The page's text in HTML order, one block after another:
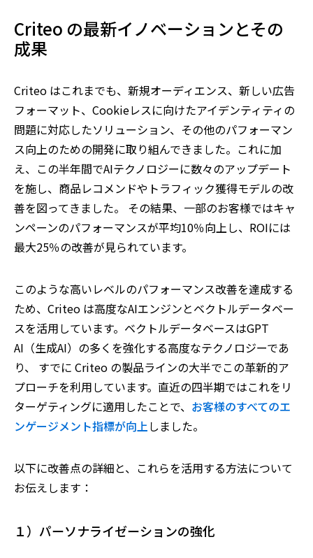
Criteo の最新イノベーションとその
成果
Criteo はこれまでも、新規オーディエンス、新しい広告
フォーマット、Cookieレスに向けたアイデンティティの
問題に対応したソリューション、その他のパフォーマン
ス向上のための開発に取り組んできました。これに加
え、この半年間でAIテクノロジーに数々のアップデート
を施し、商品レコメンドやトラフィック獲得モデルの改
善を図ってきました。 その結果、一部のお客様ではキャ
ンペーンのパフォーマンスが平均10％向上し、ROIには
最大25％の改善が見られています。
このような高いレベルのパフォーマンス改善を達成する
ため、Criteo は高度なAIエンジンとベクトルデータベー
スを活用しています。ベクトルデータベースはGPT
AI（生成AI）の多くを強化する高度なテクノロジーであ
り、 すでに Criteo の製品ラインの大半でこの革新的ア
プローチを利用しています。直近の四半期ではこれをリ
ターゲティングに適用したことで、 お客様のすべてのエ
ンゲージメント指標が向上しました。
以下に改善点の詳細と、これらを活用する方法について
お伝えします：
１）パーソナライゼーションの強化